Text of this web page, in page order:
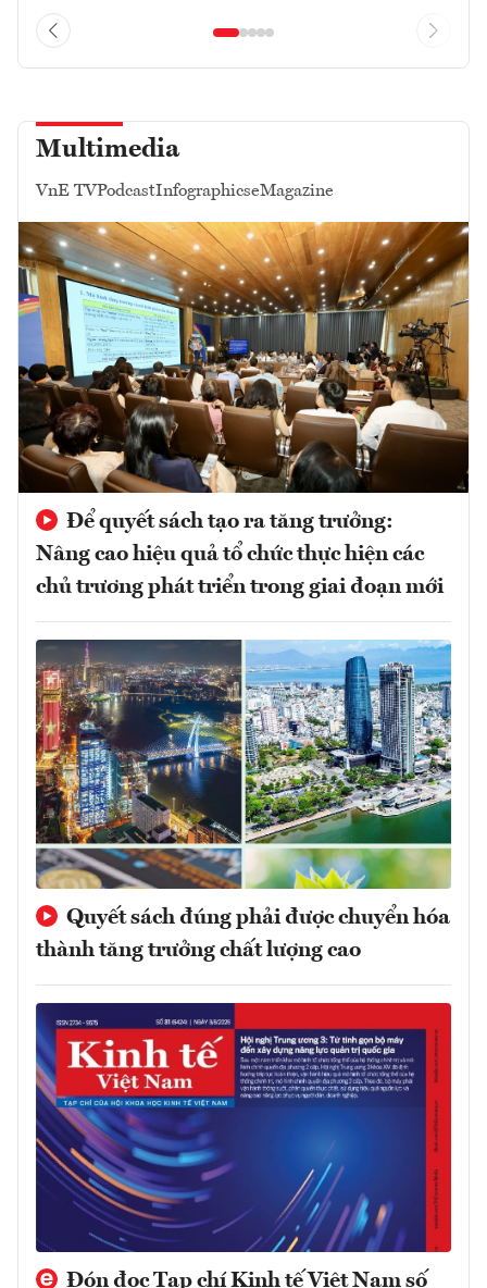
Multimedia
VnE TVPodcastInfographicseMagazine
Để quyết sách tạo ra tăng trưởng:
Nâng cao hiệu quả tổ chức thực hiện các
chủ trương phát triển trong giai đoạn mới
Quyết sách đúng phải được chuyển hóa
thành tăng trưởng chất lượng cao
Đón đọc Tạp chí Kinh tế Việt Nam số